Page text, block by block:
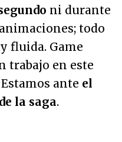
ni durante
todo
fluida. Game
trabajo en este
ante el
la saga.